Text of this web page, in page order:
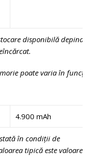
disponibilă depinde
poate varia în funcție
4.900 mAh
în condiții de
tipică este valoarea